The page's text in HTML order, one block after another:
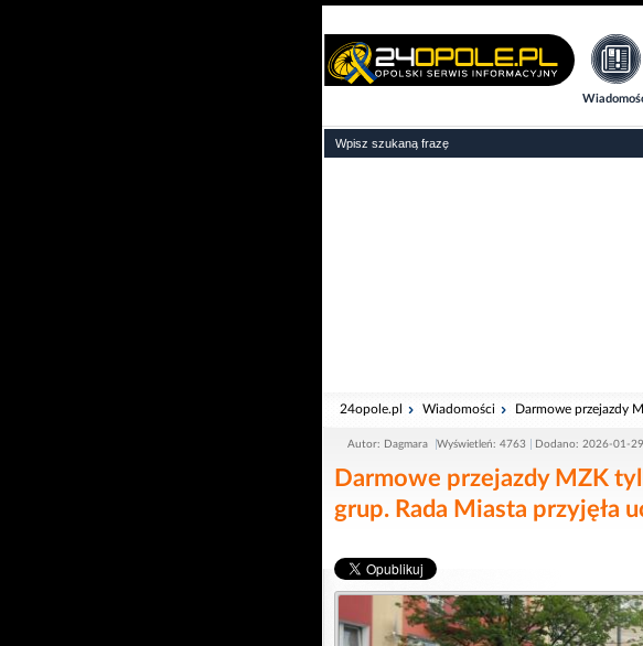
24opole.pl Wiadomości Darmowe przejazdy
Autor: Dagmara Wyświetleń: 4763 Dodano: 2026-01-
Darmowe przejazdy MZK
grup. Rada Miasta przyjęła